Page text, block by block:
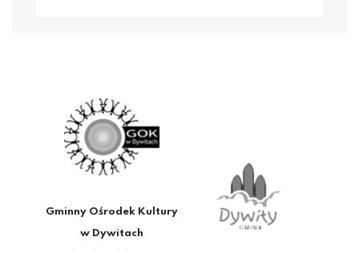
Gminny Ośrodek Kultury
w Dywitach